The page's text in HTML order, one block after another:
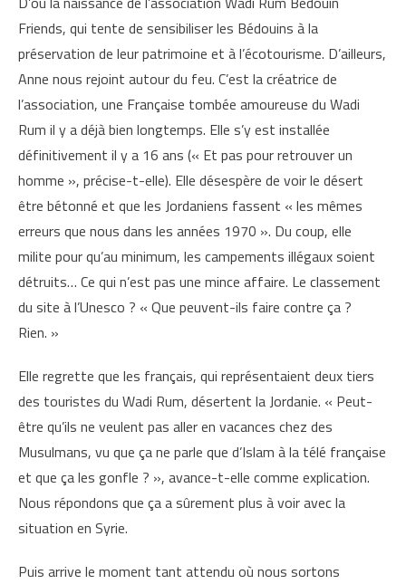
Friends, qui tente de sensibiliser les Bédouins à la
préservation de leur patrimoine et à l’écotourisme. D’ailleurs,
Anne nous rejoint autour du feu. C’est la créatrice de
l’association, une Française tombée amoureuse du Wadi
Rum il y a déjà bien longtemps. Elle s’y est installée
définitivement il y a 16 ans (« Et pas pour retrouver un
homme », précise-t-elle). Elle désespère de voir le désert
être bétonné et que les Jordaniens fassent « les mêmes
erreurs que nous dans les années 1970 ». Du coup, elle
milite pour qu’au minimum, les campements illégaux soient
détruits… Ce qui n’est pas une mince affaire. Le classement
du site à l’Unesco ? « Que peuvent-ils faire contre ça ?
Rien. »
Elle regrette que les français, qui représentaient deux tiers
des touristes du Wadi Rum, désertent la Jordanie. « Peut-
être qu’ils ne veulent pas aller en vacances chez des
Musulmans, vu que ça ne parle que d’Islam à la télé française
et que ça les gonfle ? », avance-t-elle comme explication.
Nous répondons que ça a sûrement plus à voir avec la
situation en Syrie.
Puis arrive le moment tant attendu où nous sortons